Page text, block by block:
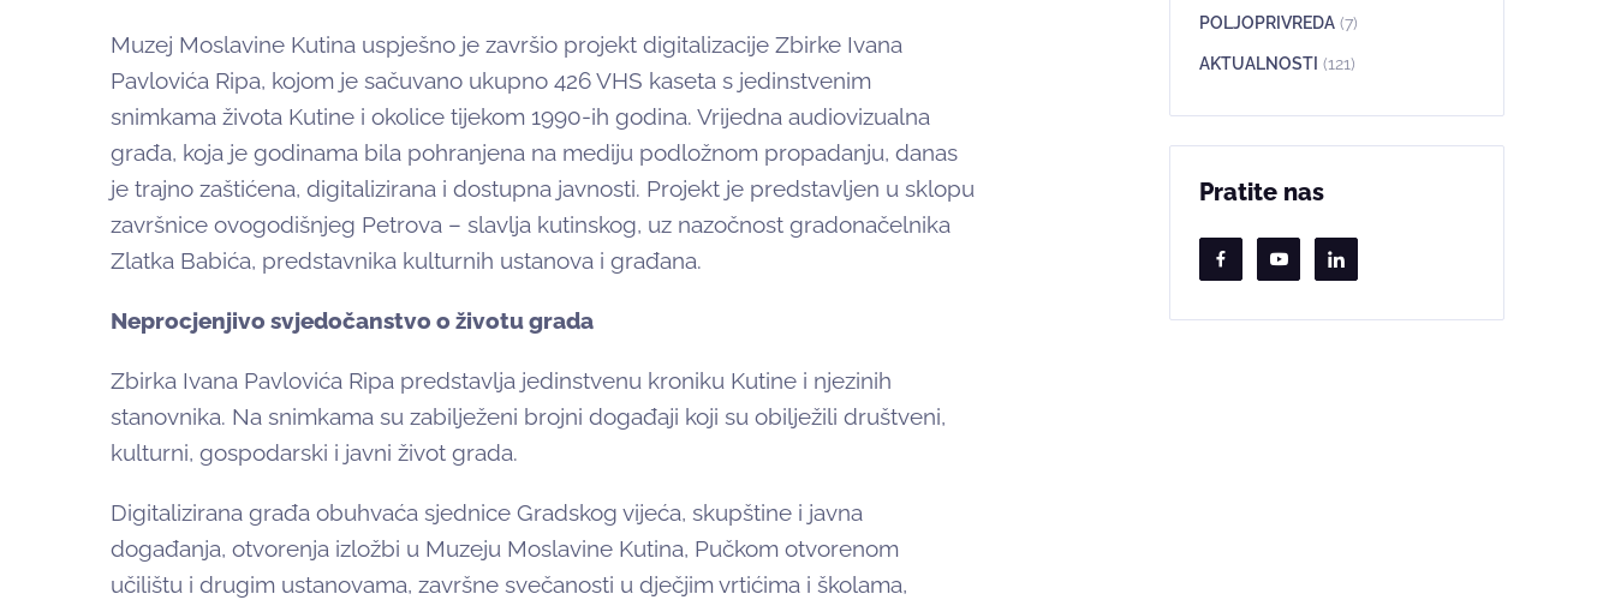
Muzej Moslavine Kutina uspješno je završio projekt digitalizacije Zbirke Ivana
Pavlovića Ripa, kojom je sačuvano ukupno 426 VHS kaseta s jedinstvenim
snimkama života Kutine i okolice tijekom 1990-ih godina. Vrijedna audiovizualna
građa, koja je godinama bila pohranjena na mediju podložnom propadanju, danas
je trajno zaštićena, digitalizirana i dostupna javnosti. Projekt je predstavljen u sklopu
završnice ovogodišnjeg Petrova – slavlja kutinskog, uz nazočnost gradonačelnika
Zlatka Babića, predstavnika kulturnih ustanova i građana.
Neprocjenjivo svjedočanstvo o životu grada
Zbirka Ivana Pavlovića Ripa predstavlja jedinstvenu kroniku Kutine i njezinih
stanovnika. Na snimkama su zabilježeni brojni događaji koji su obilježili društveni,
kulturni, gospodarski i javni život grada.
Digitalizirana građa obuhvaća sjednice Gradskog vijeća, skupštine i javna
događanja, otvorenja izložbi u Muzeju Moslavine Kutina, Pučkom otvorenom
učilištu i drugim ustanovama, završne svečanosti u dječjim vrtićima i školama,
POLJOPRIVREDA (7)
AKTUALNOSTI (121)
Pratite nas